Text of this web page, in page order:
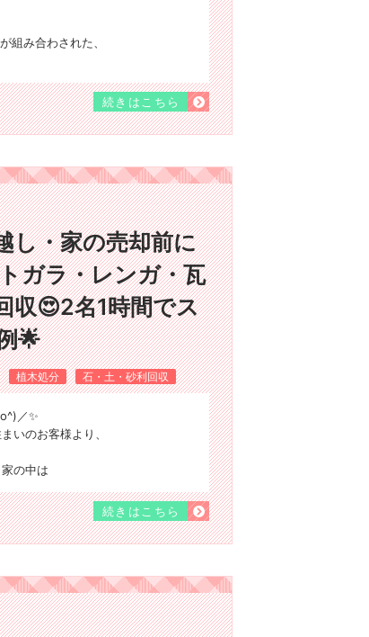
組み合わされた、
続きはこちら
し・家の売却前に
ガラ・レンガ・瓦
収😍2名1時間でス
🌟
植木処分 石・土・砂利回収
／✨
いのお客様より、
の中は
続きはこちら